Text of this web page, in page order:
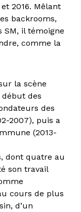
2016. Mêlant
backrooms,
il témoigne
comme la
la scène
des
des
2007), puis a
(2013-
dont quatre au
son travail
cours de plus
d’un